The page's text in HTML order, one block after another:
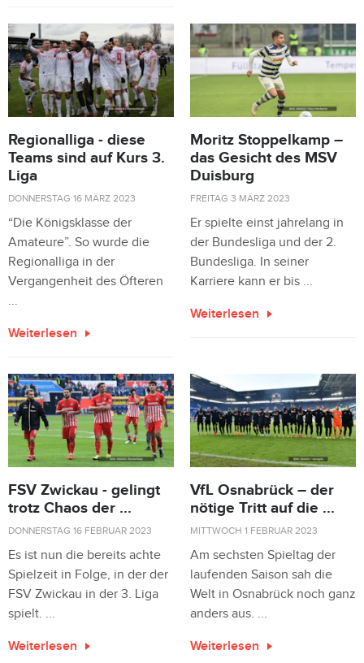
Regionalliga - diese
Teams sind auf Kurs 3.
Liga
DONNERSTAG 16 MÄRZ 2023
“Die Königsklasse der
Amateure”. So wurde die
Regionalliga in der
Vergangenheit des Öfteren
...
Weiterlesen
Moritz Stoppelkamp –
das Gesicht des MSV
Duisburg
FREITAG 3 MÄRZ 2023
Er spielte einst jahrelang in
der Bundesliga und der 2.
Bundesliga. In seiner
Karriere kann er bis ...
Weiterlesen
FSV Zwickau - gelingt
trotz Chaos der ...
DONNERSTAG 16 FEBRUAR 2023
Es ist nun die bereits achte
Spielzeit in Folge, in der der
FSV Zwickau in der 3. Liga
spielt. ...
Weiterlesen
VfL Osnabrück – der
nötige Tritt auf die ...
MITTWOCH 1 FEBRUAR 2023
Am sechsten Spieltag der
laufenden Saison sah die
Welt in Osnabrück noch ganz
anders aus. ...
Weiterlesen